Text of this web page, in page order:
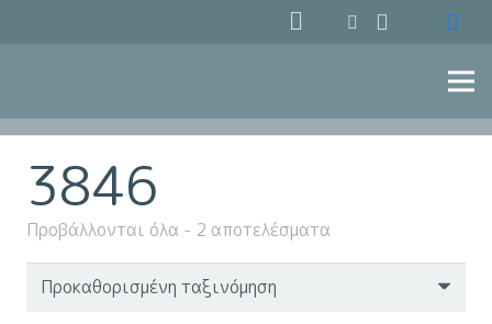
3846
Προβάλλονται όλα - 2 αποτελέσματα